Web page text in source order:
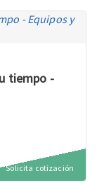
tiempo -
Solicita cotización